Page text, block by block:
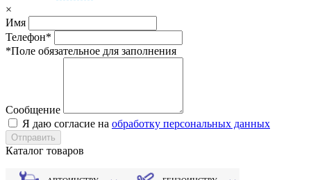
×
Имя
Телефон*
*Поле обязательное для заполнения
Сообщение
Я даю согласие на обработку персональных данных
Каталог товаров